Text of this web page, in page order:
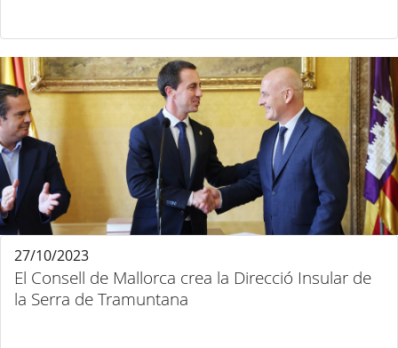
El Consell de Mallorca crea la Direcció Insular de
la Serra de Tramuntana
27/10/2023